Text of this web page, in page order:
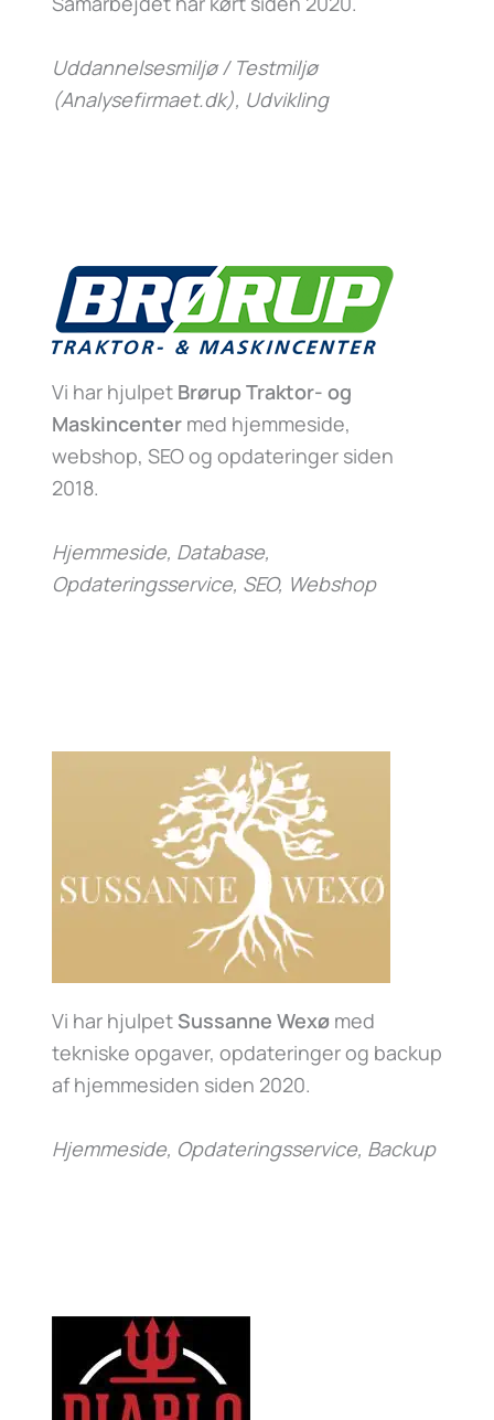
Uddannelsesmiljø / Testmiljø
(Analysefirmaet.dk), Udvikling
Vi har hjulpet Brørup Traktor- og
Maskincenter med hjemmeside,
webshop, SEO og opdateringer siden
2018.
Hjemmeside, Database,
Opdateringsservice, SEO, Webshop
Vi har hjulpet Sussanne Wexø med
tekniske opgaver, opdateringer og backup
af hjemmesiden siden 2020.
Hjemmeside, Opdateringsservice, Backup